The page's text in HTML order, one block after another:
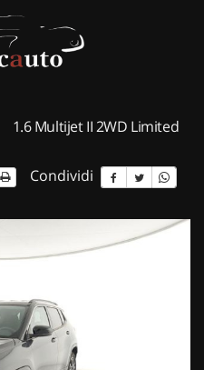
1.6 Multijet II 2WD Limited
Condividi